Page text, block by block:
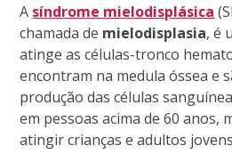
A síndrome mielodisplásica
chamada de mielodisplasia, é
atinge as células-tronco
encontram na medula óssea e
produção das células
em pessoas acima de 60 anos,
atingir crianças e adultos